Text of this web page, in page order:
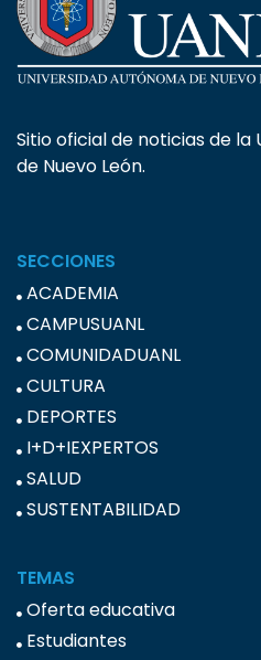
Sitio oficial de noticias de
de Nuevo León.
SECCIONES
ACADEMIA
CAMPUSUANL
COMUNIDADUANL
CULTURA
DEPORTES
I+D+IEXPERTOS
SALUD
SUSTENTABILIDAD
TEMAS
Oferta educativa
Estudiantes